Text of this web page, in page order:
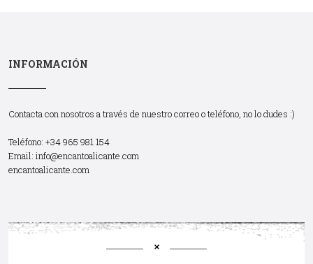
INFORMACIÓN
Contacta con nosotros a través de nuestro correo o teléfono, no lo dudes :)
Teléfono: +34 965 981 154
Email: info@encantoalicante.com
encantoalicante.com